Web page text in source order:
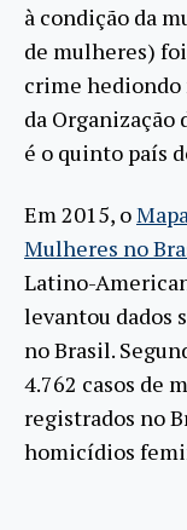
à condição da
de mulheres)
crime hediondo
da Organização
é o quinto país
Em 2015, o
Mulheres no
Latino-
levantou dados
no Brasil.
4.762 casos de
registrados no
homicídios